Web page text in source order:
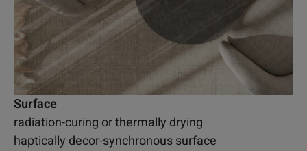
Surface
radiation-curing or thermally drying
haptically decor-synchronous surface